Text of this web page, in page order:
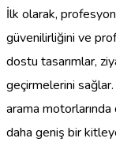
İlk olarak,
güvenilirliğini ve
dostu tasarımlar,
geçirmelerini
arama
daha geniş bir